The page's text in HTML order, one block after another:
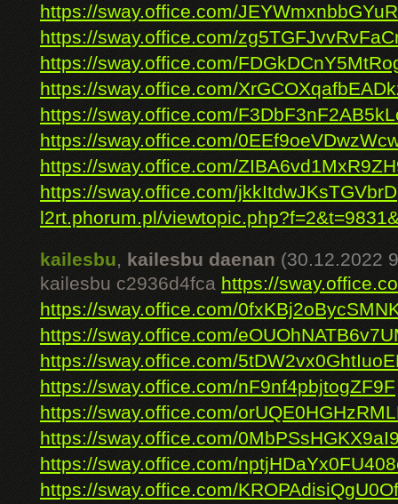
https://sway.office.com/
https://sway.office.com/
https://sway.office.com/
https://sway.office.com/
https://sway.office.com/
https://sway.office.com/
https://sway.office.com/
https://sway.office.com/jkkItdwJKsTGVbrD
l2rt.phorum.pl/
kailesbu, kailesbu daenan (30.12.2022
kailesbu c2936d4fca https://
https://sway.office.com/
https://sway.office.com/
https://sway.office.com/
https://sway.office.com/nF9nf4pbjtogZF9F
https://sway.office.com/
https://sway.office.com/
https://sway.office.com/
https://sway.office.com/